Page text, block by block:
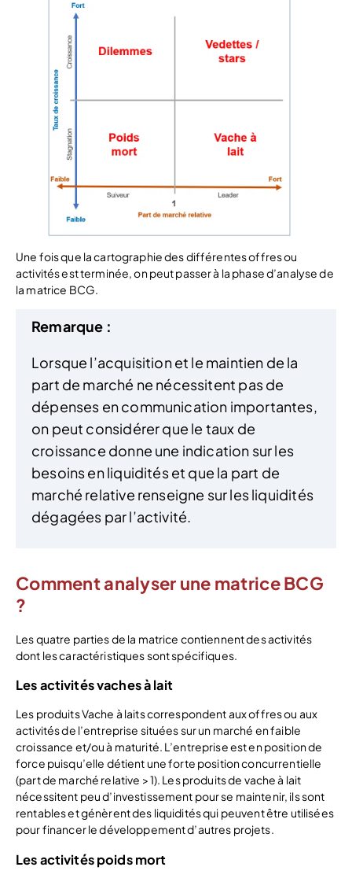
Une fois que la cartographie des différentes offres ou
activités est terminée, on peut passer à la phase d’analyse de
la matrice BCG.
Remarque :
Lorsque l’acquisition et le maintien de la
part de marché ne nécessitent pas de
dépenses en communication importantes,
on peut considérer que le taux de
croissance donne une indication sur les
besoins en liquidités et que la part de
marché relative renseigne sur les liquidités
dégagées par l’activité.
Comment analyser une matrice BCG
?
Les quatre parties de la matrice contiennent des activités
dont les caractéristiques sont spécifiques.
Les activités vaches à lait
Les produits Vache à laits correspondent aux offres ou aux
activités de l’entreprise situées sur un marché en faible
croissance et/ou à maturité. L’entreprise est en position de
force puisqu’elle détient une forte position concurrentielle
(part de marché relative > 1). Les produits de vache à lait
nécessitent peu d’investissement pour se maintenir, ils sont
rentables et génèrent des liquidités qui peuvent être utilisées
pour financer le développement d’autres projets.
Les activités poids mort